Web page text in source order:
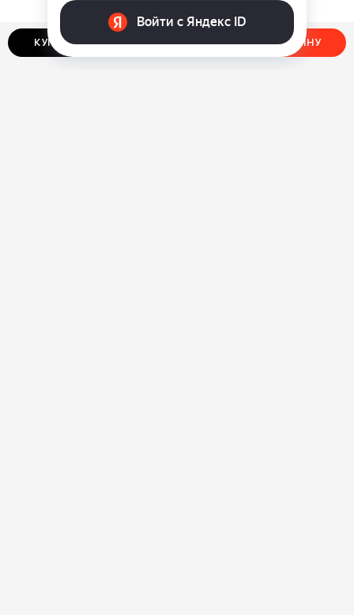
КУПИТЬ В ОДИН КЛИК ДОБАВИТЬ В КОРЗИНУ